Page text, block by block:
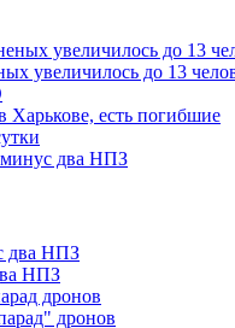
увеличилось до 13
Харькове, есть погибшие
минус два НПЗ
НПЗ
дронов